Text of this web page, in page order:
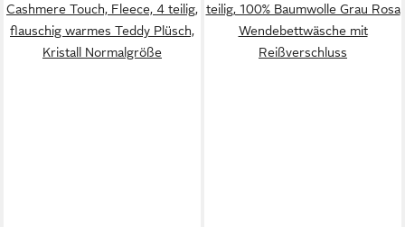
Cashmere Touch, Fleece, 4 teilig,
flauschig warmes Teddy Plüsch,
Kristall Normalgröße
teilig, 100% Baumwolle Grau Rosa
Wendebettwäsche mit
Reißverschluss